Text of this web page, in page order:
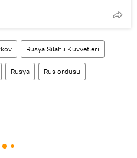
Rusya Silahlı Kuvvetleri
Rusya Rus ordusu